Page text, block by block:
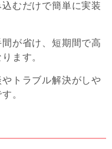
むだけで簡単に実装
が省け、短期間で高
ます。
トラブル解決がしや
。